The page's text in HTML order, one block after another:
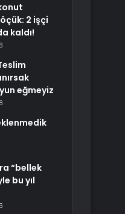
2 işçi
kaldı!
eğmeyiz
“bellek
bu yıl